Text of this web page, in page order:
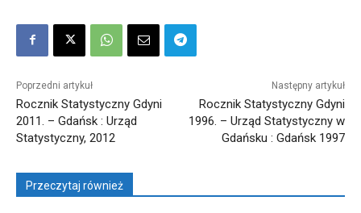
Poprzedni artykuł
Rocznik Statystyczny Gdyni
2011. – Gdańsk : Urząd
Statystyczny, 2012
Następny artykuł
Rocznik Statystyczny Gdyni
1996. – Urząd Statystyczny w
Gdańsku : Gdańsk 1997
Przeczytaj również